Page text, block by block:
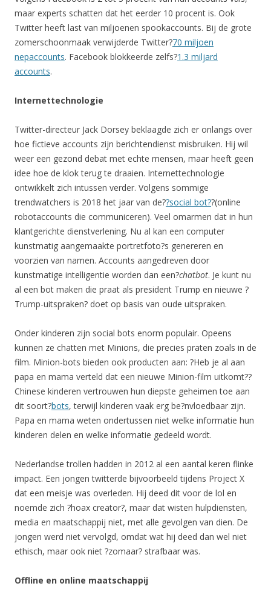
maar experts schatten dat het eerder 10 procent is. Ook
Twitter heeft last van miljoenen spookaccounts. Bij de grote
zomerschoonmaak verwijderde Twitter?70 miljoen
nepaccounts. Facebook blokkeerde zelfs?1.3 miljard
accounts.
Internettechnologie
Twitter-directeur Jack Dorsey beklaagde zich er onlangs over
hoe fictieve accounts zijn berichtendienst misbruiken. Hij wil
weer een gezond debat met echte mensen, maar heeft geen
idee hoe de klok terug te draaien. Internettechnologie
ontwikkelt zich intussen verder. Volgens sommige
trendwatchers is 2018 het jaar van de??social bot??(online
robotaccounts die communiceren). Veel omarmen dat in hun
klantgerichte dienstverlening. Nu al kan een computer
kunstmatig aangemaakte portretfoto?s genereren en
voorzien van namen. Accounts aangedreven door
kunstmatige intelligentie worden dan een?chatbot. Je kunt nu
al een bot maken die praat als president Trump en nieuwe ?
Trump-uitspraken? doet op basis van oude uitspraken.
Onder kinderen zijn social bots enorm populair. Opeens
kunnen ze chatten met Minions, die precies praten zoals in de
film. Minion-bots bieden ook producten aan: ?Heb je al aan
papa en mama verteld dat een nieuwe Minion-film uitkomt??
Chinese kinderen vertrouwen hun diepste geheimen toe aan
dit soort?bots, terwijl kinderen vaak erg be?nvloedbaar zijn.
Papa en mama weten ondertussen niet welke informatie hun
kinderen delen en welke informatie gedeeld wordt.
Nederlandse trollen hadden in 2012 al een aantal keren flinke
impact. Een jongen twitterde bijvoorbeeld tijdens Project X
dat een meisje was overleden. Hij deed dit voor de lol en
noemde zich ?hoax creator?, maar dat wisten hulpdiensten,
media en maatschappij niet, met alle gevolgen van dien. De
jongen werd niet vervolgd, omdat wat hij deed dan wel niet
ethisch, maar ook niet ?zomaar? strafbaar was.
Offline en online maatschappij